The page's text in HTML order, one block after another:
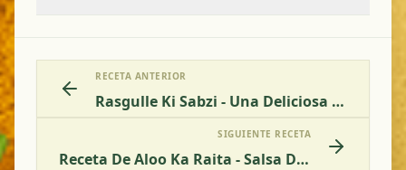
RECETA ANTERIOR
Rasgulle Ki Sabzi - Una Deliciosa Receta Vegetariana
SIGUIENTE RECETA
Receta De Aloo Ka Raita - Salsa De Yogur Con Patatas